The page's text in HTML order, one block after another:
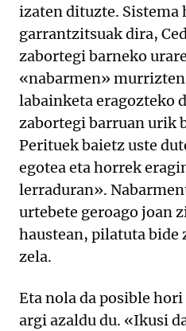
izaten dituzte. Sistema
garrantzitsuak dira,
zabortegi barneko
«nabarmen»
labainketa eragozteko
zabortegi barruan urik
Perituek baietz uste
egotea eta horrek
lerraduran».
urtebete geroago joan
haustean, pilatuta bide
zela.
Eta nola da posible
argi azaldu du. «Ikusi